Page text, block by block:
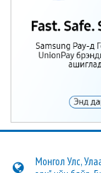
Монгол Улс,